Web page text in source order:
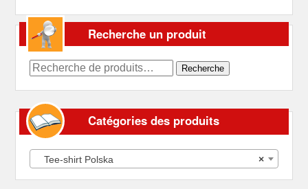
Recherche un produit
Recherche
Recherche
Catégories des produits
×
Tee-shirt Polska